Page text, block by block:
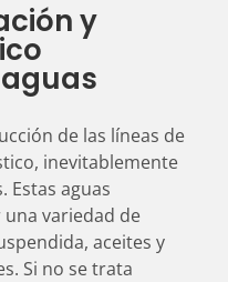
y
de las líneas de
inevitablemente
Estas aguas
variedad de
aceites y
Si no se trata